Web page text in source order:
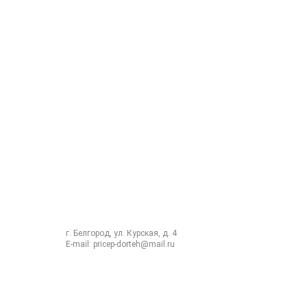
г. Белгород, ул. Курская, д. 4
E-mail: pricep-dorteh@mail.ru